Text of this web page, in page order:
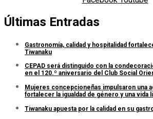
Últimas Entradas
Gastronomía, calidad y hospitalidad
Tiwanaku
CEPAD será distinguido con la
en el 120.º aniversario del Club Social
Mujeres concepcioneñas impulsaron una
fortalecer la igualdad de género y una vida
Tiwanaku apuesta por la calidad en su